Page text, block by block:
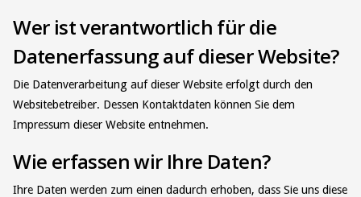
Wer ist verantwortlich für die
Datenerfassung auf dieser Website?
Die Datenverarbeitung auf dieser Website erfolgt durch den
Websitebetreiber. Dessen Kontaktdaten können Sie dem
Impressum dieser Website entnehmen.
Wie erfassen wir Ihre Daten?
Ihre Daten werden zum einen dadurch erhoben, dass Sie uns diese